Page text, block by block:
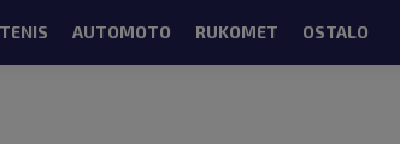
TENIS AUTOMOTO RUKOMET OSTALO